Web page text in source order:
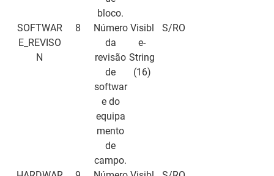
bloco.
SOFTWAR
E_REVISO
N
8
Número
da
revisão
de
softwar
e do
equipa
mento
de
campo.
Visibl
e-
String
(16)
S/RO